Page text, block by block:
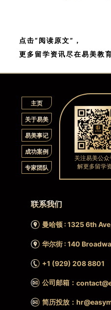
点击“阅读原文”，
更多留学资讯尽在易美教
主页
关于易美
易美事记
成功案例
专家团队
联系我们
曼哈顿 : 1325 6th
华尔街 : 140
+1 (929) 208 8801
公司邮箱：
简历投放：
关注易美公众
解更多留学